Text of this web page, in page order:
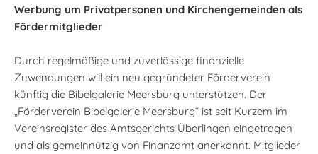
Werbung um Privatpersonen und Kirchengemeinden als
Fördermitglieder
Durch regelmäßige und zuverlässige finanzielle
Zuwendungen will ein neu gegründeter Förderverein
künftig die Bibelgalerie Meersburg unterstützen. Der
„Förderverein Bibelgalerie Meersburg“ ist seit Kurzem im
Vereinsregister des Amtsgerichts Überlingen eingetragen
und als gemeinnützig von Finanzamt anerkannt. Mitglieder